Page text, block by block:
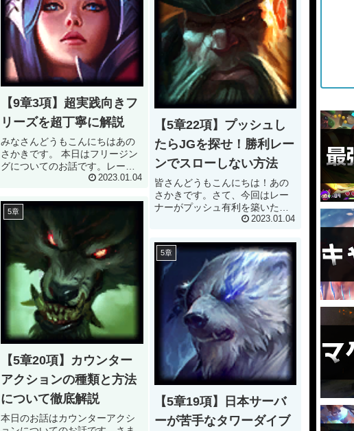
【9章3項】超実践向きフ
リーズを超丁寧に解説
みなさんどうもこんにちはあの
さかきです。 本日はフリージン
グについてのお話です。レーニ
ング中に、オールインできれば
るけど・・・こんな状況の時に
確実に有利を作ることのできる
方法です。是非とも使えるよう
になりましょう...
2023.01.04
【5章22項】プッシュし
たらJGを探せ！勝利レー
ンでスローしない方法
皆さんどうもこんにちは！あの
さかきです。さて、今回はレー
ナーがプッシュ有利を築いた後
のお話しです。敵ジャングルが
行えばいいかわからない。そん
な時にできる選択肢をお話しい
たします。 正直なところ、この
アクション単体...
2023.01.04
5章
【5章20項】カウンター
アクションの種類と方法
について徹底解説
本日のお話はカウンターアクシ
5章
【5章19項】日本サーバ
ーが苦手なタワーダイブ